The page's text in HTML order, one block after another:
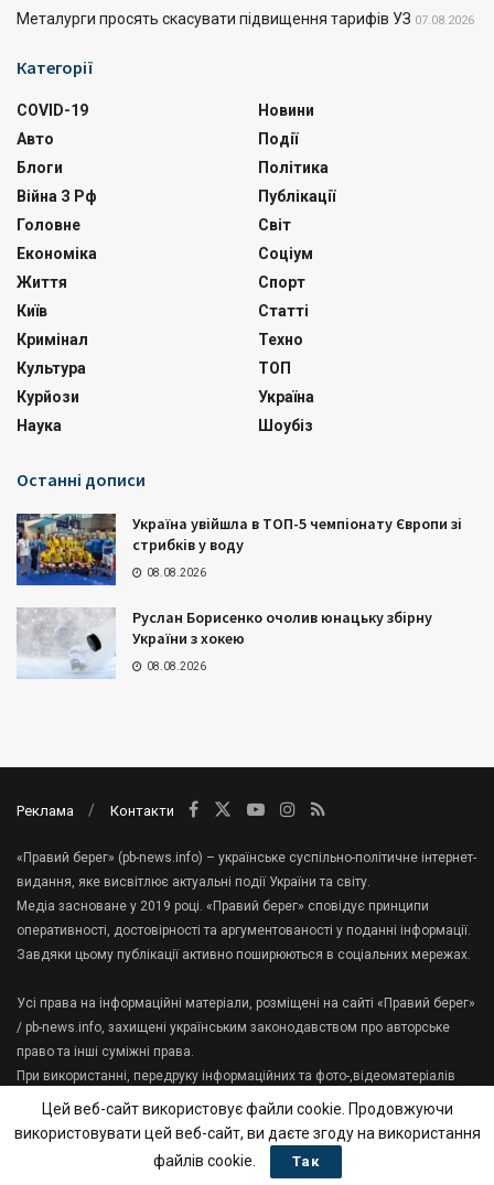
Металурги просять скасувати підвищення тарифів УЗ 07.08.2026
Категорії
COVID-19
Авто
Блоги
Війна З Рф
Головне
Економіка
Життя
Київ
Кримінал
Культура
Курйози
Наука
Новини
Події
Політика
Публікації
Світ
Соціум
Спорт
Статті
Техно
ТОП
Україна
Шоубіз
Останні дописи
Україна увійшла в ТОП-5 чемпіонату Європи зі
стрибків у воду
08.08.2026
Руслан Борисенко очолив юнацьку збірну
України з хокею
08.08.2026
Реклама Контакти
«Правий берег» (pb-news.info) – українське суспільно-політичне інтернет-
видання, яке висвітлює актуальні події України та світу.
Медіа засноване у 2019 році. «Правий берег» сповідує принципи
оперативності, достовірності та аргументованості у поданні інформації.
Завдяки цьому публікації активно поширюються в соціальних мережах.
Усі права на інформаційні матеріали, розміщені на сайті «Правий берег»
/ pb-news.info, захищені українським законодавством про авторське
право та інші суміжні права.
При використанні, передруку інформаційних та фото-,відеоматеріалів
сайту, гіперпосилання на «Правий берег» має міститися в першому
tenews.te.ua@gmail.com
Цей веб-сайт використовує файли cookie. Продовжуючи
використовувати цей веб-сайт, ви даєте згоду на використання
файлів cookie.
Так